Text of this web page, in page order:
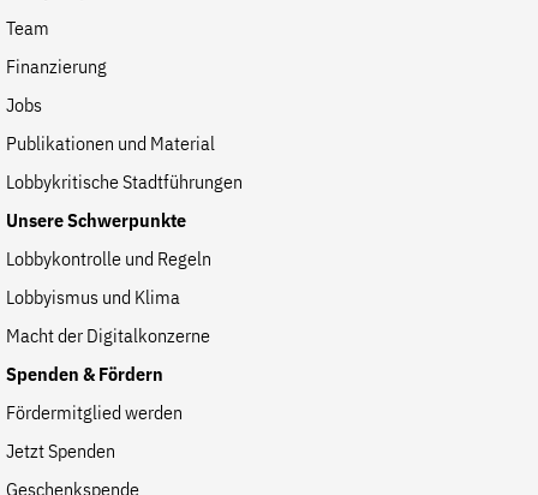
Team
Finanzierung
Jobs
Publikationen und Material
Lobbykritische Stadtführungen
Unsere Schwerpunkte
Lobbykontrolle und Regeln
Lobbyismus und Klima
Macht der Digitalkonzerne
Spenden & Fördern
Fördermitglied werden
Jetzt Spenden